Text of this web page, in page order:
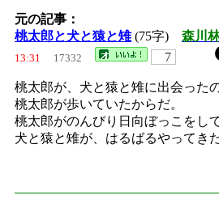
元の記事：
桃太郎と犬と猿と雉(75字) 森川
13:31
17332 7
桃太郎が、犬と猿と雉に出会ったの
桃太郎が歩いていたからだ。
桃太郎がのんびり日向ぼっこをし
犬と猿と雉が、はるばるやってき